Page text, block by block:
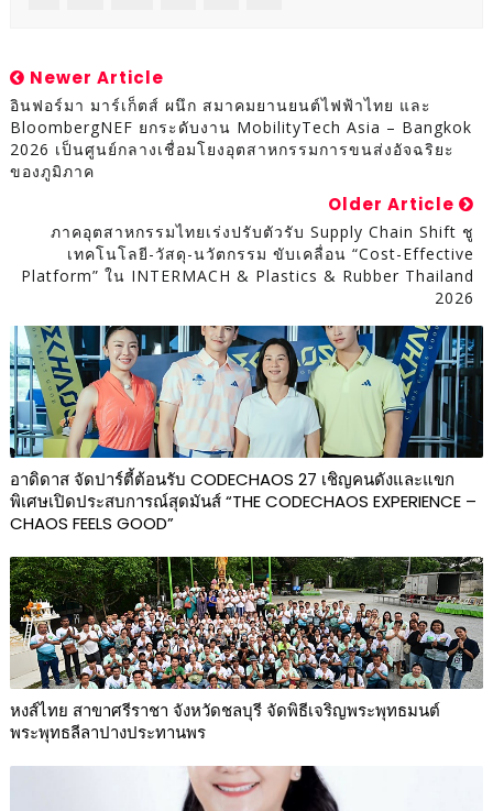
Newer Article
อินฟอร์มา มาร์เก็ตส์ ผนึก สมาคมยานยนต์ไฟฟ้าไทย และ
BloombergNEF ยกระดับงาน MobilityTech Asia – Bangkok
2026 เป็นศูนย์กลางเชื่อมโยงอุตสาหกรรมการขนส่งอัจฉริยะ
ของภูมิภาค
Older Article
ภาคอุตสาหกรรมไทยเร่งปรับตัวรับ Supply Chain Shift ชู
เทคโนโลยี-วัสดุ-นวัตกรรม ขับเคลื่อน “Cost-Effective
Platform” ใน INTERMACH & Plastics & Rubber Thailand
2026
อาดิดาส จัดปาร์ตี้ต้อนรับ CODECHAOS 27 เชิญคนดังและแขก
พิเศษเปิดประสบการณ์สุดมันส์ “THE CODECHAOS EXPERIENCE –
CHAOS FEELS GOOD”
หงส์ไทย สาขาศรีราชา จังหวัดชลบุรี จัดพิธีเจริญพระพุทธมนต์
พระพุทธลีลาปางประทานพร